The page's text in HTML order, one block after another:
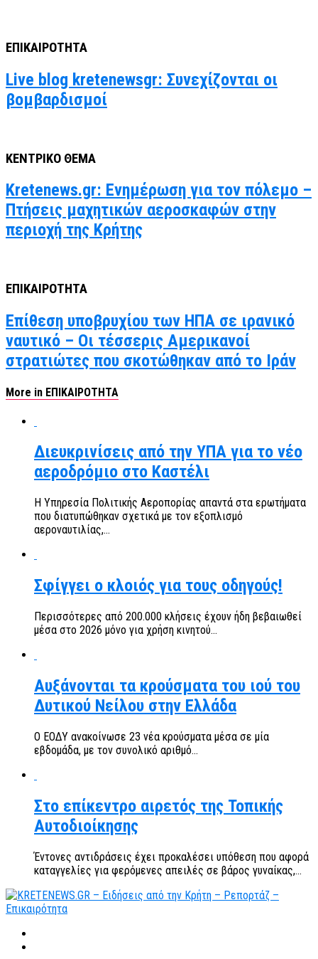
ΕΠΙΚΑΙΡΟΤΗΤΑ
Live blog kretenewsgr: Συνεχίζονται οι
βομβαρδισμοί
ΚΕΝΤΡΙΚΟ ΘΕΜΑ
Kretenews.gr: Ενημέρωση για τον πόλεμο –
Πτήσεις μαχητικών αεροσκαφών στην
περιοχή της Κρήτης
ΕΠΙΚΑΙΡΟΤΗΤΑ
Επίθεση υποβρυχίου των ΗΠΑ σε ιρανικό
ναυτικό – Οι τέσσερις Αμερικανοί
στρατιώτες που σκοτώθηκαν από το Ιράν
More in ΕΠΙΚΑΙΡΟΤΗΤΑ
Διευκρινίσεις από την ΥΠΑ για το νέο
αεροδρόμιο στο Καστέλι
Η Υπηρεσία Πολιτικής Αεροπορίας απαντά στα ερωτήματα
που διατυπώθηκαν σχετικά με τον εξοπλισμό
αεροναυτιλίας,...
Σφίγγει ο κλοιός για τους οδηγούς!
Περισσότερες από 200.000 κλήσεις έχουν ήδη βεβαιωθεί
μέσα στο 2026 μόνο για χρήση κινητού...
Αυξάνονται τα κρούσματα του ιού του
Δυτικού Νείλου στην Ελλάδα
Ο ΕΟΔΥ ανακοίνωσε 23 νέα κρούσματα μέσα σε μία
εβδομάδα, με τον συνολικό αριθμό...
Στο επίκεντρο αιρετός της Τοπικής
Αυτοδιοίκησης
Έντονες αντιδράσεις έχει προκαλέσει υπόθεση που αφορά
καταγγελίες για φερόμενες απειλές σε βάρος γυναίκας,...